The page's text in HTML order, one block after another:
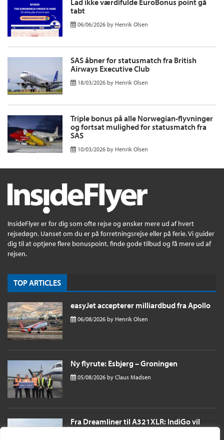
tabt
06/06/2026 by Henrik Olsen
SAS åbner for statusmatch fra British
Airways Executive Club
18/03/2026 by Henrik Olsen
Triple bonus på alle Norwegian-flyvninger
og fortsat mulighed for statusmatch fra
SAS
10/03/2026 by Henrik Olsen
InsideFlyer er for dig som ofte rejse og ønsker mere ud af hvert
rejsedøgn. Uanset om du er på forretningsrejse eller på ferie. Vi guider
dig til at optjene flere bonuspoint, finde gode tilbud og få mere ud af
rejsen.
TOP ARTICLES
easyJet accepterer milliardbud fra Apollo
06/08/2026 by Henrik Olsen
Ny flyrute: Esbjerg – Groningen
05/08/2026 by Claus Madsen
Fra Dreamliner til A321XLR: IndiGo vil
sende passagerer næsten 11 timer til